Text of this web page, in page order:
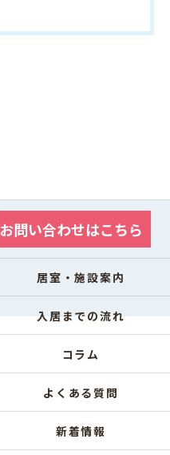
お問い合わせはこちら
居室・施設案内
入居までの流れ
コラム
よくある質問
新着情報